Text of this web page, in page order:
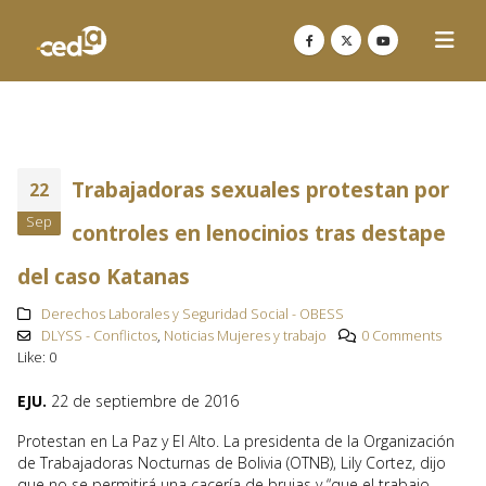
22
Sep
Trabajadoras sexuales protestan por
controles en lenocinios tras destape
del caso Katanas
Derechos Laborales y Seguridad Social - OBESS
DLYSS - Conflictos, Noticias Mujeres y trabajo
0 Comments
Like: 0
EJU. 22 de septiembre de 2016
Protestan en La Paz y El Alto. La presidenta de la Organización
de Trabajadoras Nocturnas de Bolivia (OTNB), Lily Cortez, dijo